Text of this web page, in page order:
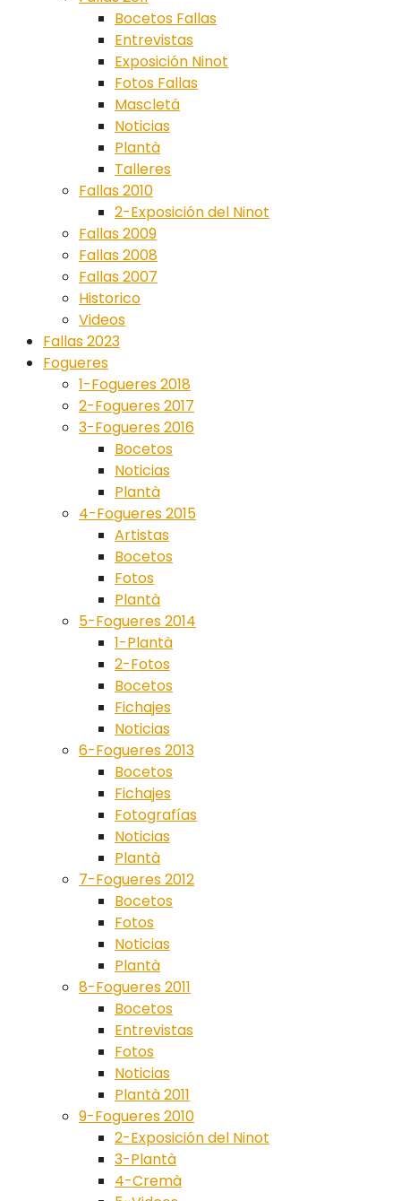
Bocetos Fallas
Entrevistas
Exposición Ninot
Fotos Fallas
Mascletá
Noticias
Plantà
Talleres
Fallas 2010
2-Exposición del Ninot
Fallas 2009
Fallas 2008
Fallas 2007
Historico
Videos
Fallas 2023
Fogueres
1-Fogueres 2018
2-Fogueres 2017
3-Fogueres 2016
Bocetos
Noticias
Plantà
4-Fogueres 2015
Artistas
Bocetos
Fotos
Plantà
5-Fogueres 2014
1-Plantà
2-Fotos
Bocetos
Fichajes
Noticias
6-Fogueres 2013
Bocetos
Fichajes
Fotografías
Noticias
Plantà
7-Fogueres 2012
Bocetos
Fotos
Noticias
Plantà
8-Fogueres 2011
Bocetos
Entrevistas
Fotos
Noticias
Plantà 2011
9-Fogueres 2010
2-Exposición del Ninot
3-Plantà
4-Cremà